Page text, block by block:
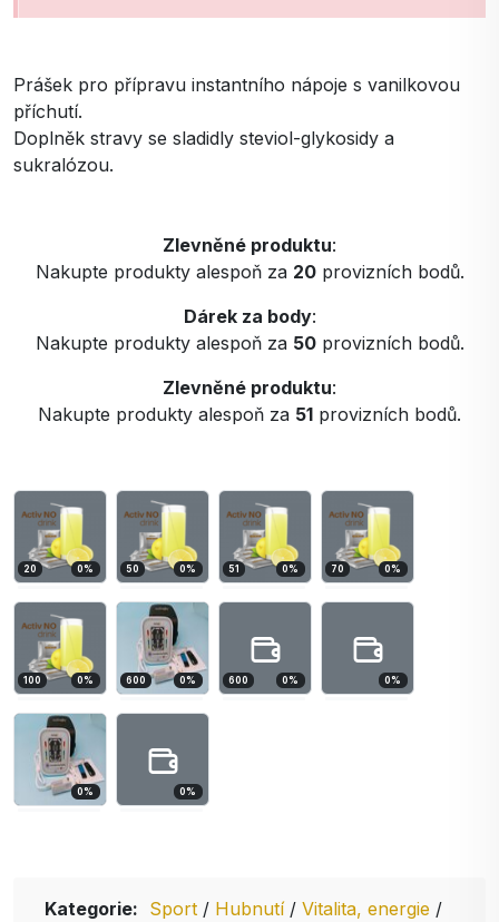
Prášek pro přípravu instantního nápoje s vanilkovou
příchutí.
Doplněk stravy se sladidly steviol-glykosidy a
sukralózou.
Zlevněné produktu:
Nakupte produkty alespoň za 20provizních bodů.
Dárek za body:
Nakupte produkty alespoň za 50provizních bodů.
Zlevněné produktu:
Nakupte produkty alespoň za 51 provizních bodů.
20 0% 50 0% 51 0% 70 0%
100 0% 600 0% 600 0% 0%
0% 0%
Kategorie: Sport / Hubnutí / Vitalita, energie /